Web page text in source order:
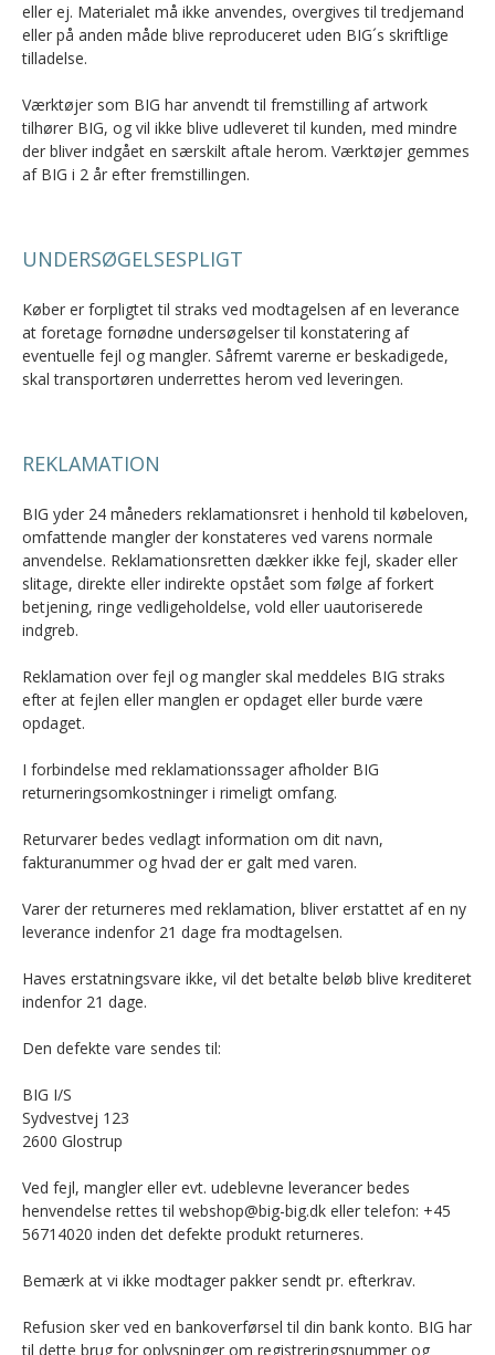
eller ej. Materialet må ikke anvendes, overgives til tredjemand
eller på anden måde blive reproduceret uden BIG´s skriftlige
tilladelse.
Værktøjer som BIG har anvendt til fremstilling af artwork
tilhører BIG, og vil ikke blive udleveret til kunden, med mindre
der bliver indgået en særskilt aftale herom. Værktøjer gemmes
af BIG i 2 år efter fremstillingen.
UNDERSØGELSESPLIGT
Køber er forpligtet til straks ved modtagelsen af en leverance
at foretage fornødne undersøgelser til konstatering af
eventuelle fejl og mangler. Såfremt varerne er beskadigede,
skal transportøren underrettes herom ved leveringen.
REKLAMATION
BIG yder 24 måneders reklamationsret i henhold til købeloven,
omfattende mangler der konstateres ved varens normale
anvendelse. Reklamationsretten dækker ikke fejl, skader eller
slitage, direkte eller indirekte opstået som følge af forkert
betjening, ringe vedligeholdelse, vold eller uautoriserede
indgreb.
Reklamation over fejl og mangler skal meddeles BIG straks
efter at fejlen eller manglen er opdaget eller burde være
opdaget.
I forbindelse med reklamationssager afholder BIG
returneringsomkostninger i rimeligt omfang.
Returvarer bedes vedlagt information om dit navn,
fakturanummer og hvad der er galt med varen.
Varer der returneres med reklamation, bliver erstattet af en ny
leverance indenfor 21 dage fra modtagelsen.
Haves erstatningsvare ikke, vil det betalte beløb blive krediteret
indenfor 21 dage.
Den defekte vare sendes til:
BIG I/S
Sydvestvej 123
2600 Glostrup
Ved fejl, mangler eller evt. udeblevne leverancer bedes
henvendelse rettes til webshop@big-big.dk eller telefon: +45
56714020 inden det defekte produkt returneres.
Bemærk at vi ikke modtager pakker sendt pr. efterkrav.
Refusion sker ved en bankoverførsel til din bank konto. BIG har
til dette brug for oplysninger om registreringsnummer og